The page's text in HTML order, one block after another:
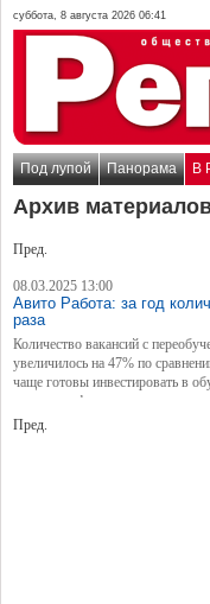
суббота, 8 августа 2026 06:41
Под лупой Панорама В
Архив
Пред.
08.03.2025 13:00
Авито Работа: за год
раза
Количество вакансий с
увеличилось на 47% по
чаще готовы инвестировать в
смежных сфер.
Пред.